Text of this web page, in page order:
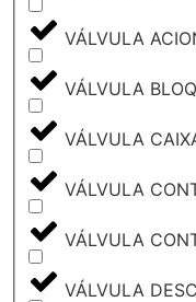
VÁLVULA
VÁLVULA
VÁLVULA
VÁLVULA
VÁLVULA
VÁLVULA